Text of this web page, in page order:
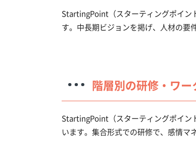
StartingPoint（スターティングポイン
す。中長期ビジョンを掲げ、人材の要
階層別の研修・ワ
StartingPoint（スターティングポイン
います。集合形式での研修で、感情マ